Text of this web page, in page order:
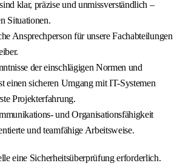
klar, präzise und unmissverständlich –
Situationen.
Ansprechperson für unsere Fachabteilungen
der einschlägigen Normen und
einen sicheren Umgang mit IT-Systemen
Projekterfahrung.
und Organisationsfähigkeit
und teamfähige Arbeitsweise.
eine Sicherheitsüberprüfung erforderlich.